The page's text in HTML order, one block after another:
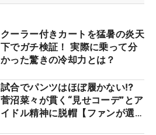
クーラー付きカートを猛暑の炎天
下でガチ検証！ 実際に乗って分
かった驚きの冷却力とは？
試合でパンツはほぼ履かない⁉
菅沼菜々が貫く“見せコーデ”とア
イドル精神に脱帽【ファンが選ぶ